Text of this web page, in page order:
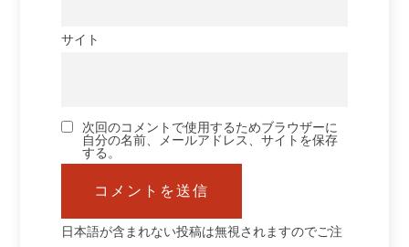
サイト
次回のコメントで使用するためブラウザーに
自分の名前、メールアドレス、サイトを保存
する。
日本語が含まれない投稿は無視されますのでご注